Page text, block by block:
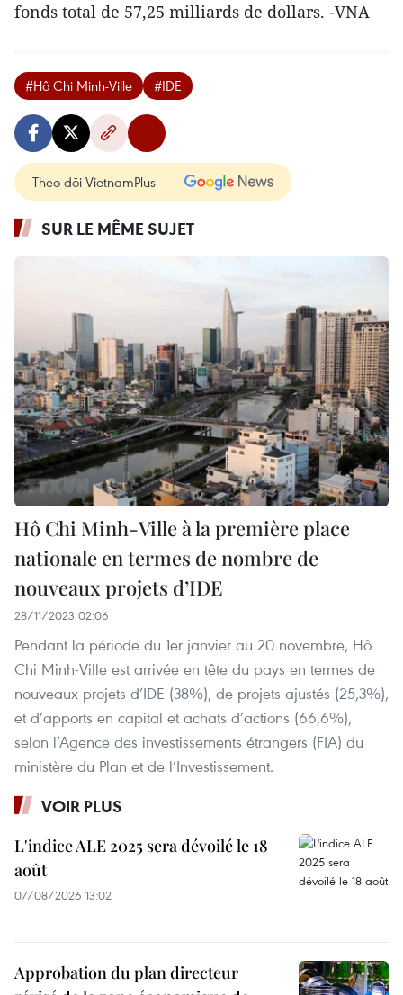
fonds total de 57,25 milliards de dollars. -VNA
#Hô Chi Minh-Ville #IDE
Theo dõi VietnamPlus
SUR LE MÊME SUJET
Hô Chi Minh-Ville à la première place
nationale en termes de nombre de
nouveaux projets d’IDE
28/11/2023 02:06
Pendant la période du 1er janvier au 20 novembre, Hô
Chi Minh-Ville est arrivée en tête du pays en termes de
nouveaux projets d’IDE (38%), de projets ajustés (25,3%),
et d’apports en capital et achats d’actions (66,6%),
selon l’Agence des investissements étrangers (FIA) du
ministère du Plan et de l’Investissement.
VOIR PLUS
L'indice ALE 2025 sera dévoilé le 18
août
07/08/2026 13:02
Approbation du plan directeur